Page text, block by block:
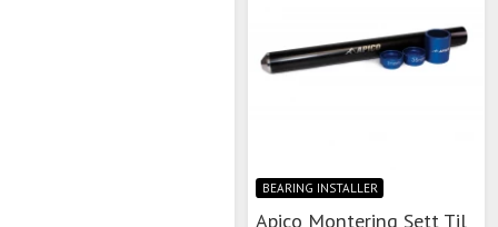
BEARING INSTALLER
Apico Montering Sett Til